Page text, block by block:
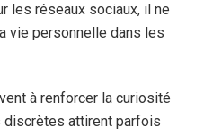
les réseaux sociaux, il ne
vie personnelle dans les
à renforcer la curiosité
discrètes attirent parfois